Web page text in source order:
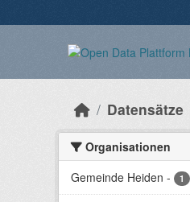
Datensätze
Organisationen
Gemeinde Heiden - 1